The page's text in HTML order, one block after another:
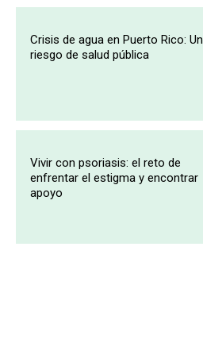
Crisis de agua en Puerto Rico: Un
riesgo de salud pública
Vivir con psoriasis: el reto de
enfrentar el estigma y encontrar
apoyo